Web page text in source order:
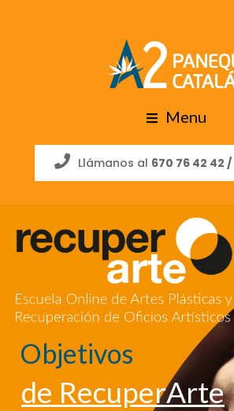
Menu
Llámanos al 670 76 42 42 /
Objetivos
de RecuperArte